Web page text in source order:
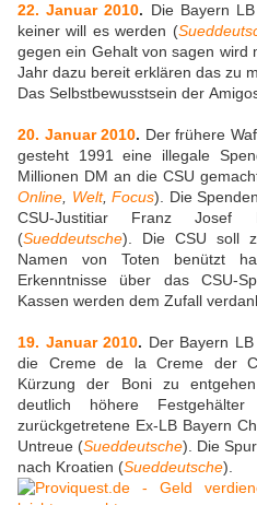
22. Januar 2010. Die Bayern
keiner will es werden (
gegen ein Gehalt von sagen wird
Jahr dazu bereit erklären das zu
Das Selbstbewusstsein der
20. Januar 2010. Der frühere
gesteht 1991 eine illegale
Millionen DM an die CSU
Online
Welt,Focus). Die
CSU-Justitiar Franz Josef
(Sueddeutsche). Die CSU soll
Namen von Toten benützt
Erkenntnisse über das CSU-
Kassen werden dem Zufall
19. Januar 2010. Der Bayern
die Creme de la Creme der
Kürzung der Boni zu
deutlich höhere
zurückgetretene Ex-LB Bayern
Untreue (Sueddeutsche). Die
nach Kroatien (Sueddeutsche).